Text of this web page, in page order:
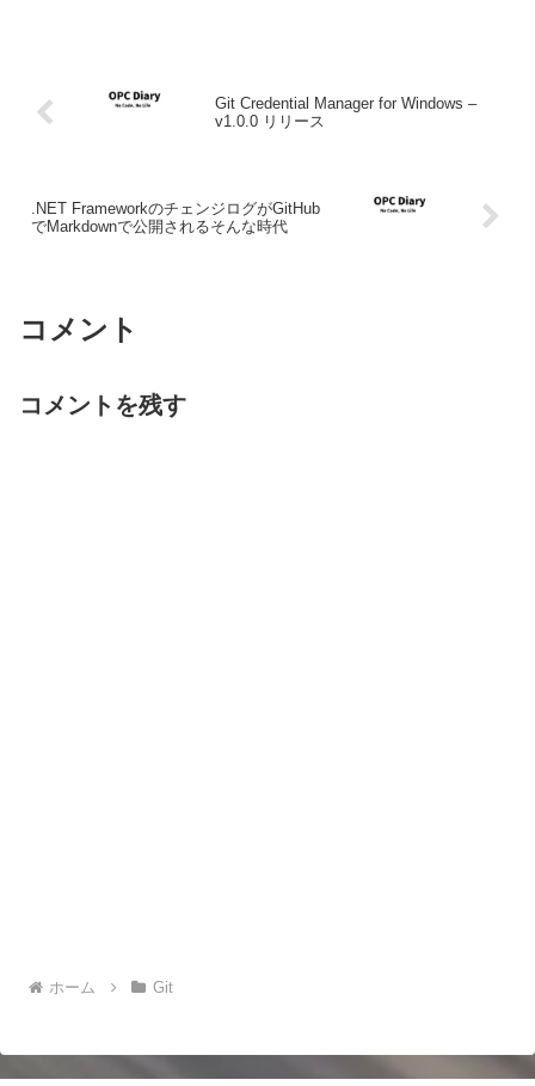
Git Credential Manager for Windows –
v1.0.0 リリース
.NET FrameworkのチェンジログがGitHub
でMarkdownで公開されるそんな時代
コメント
コメントを残す
ホーム Git